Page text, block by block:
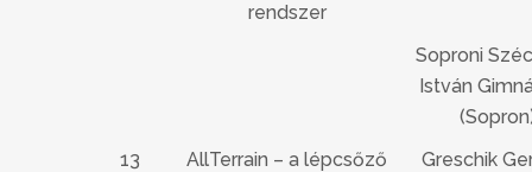
rendszer
Soproni
István
13
AllTerrain – a lépcsőző
Greschik